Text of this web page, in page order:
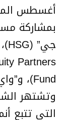
بمشاركة
Fund)، و”واي كومبينيتور” (Y Combinator).
وتشتهر
التي تتبع